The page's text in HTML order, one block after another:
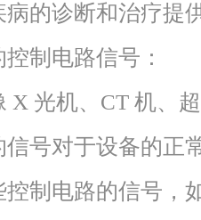
病的诊断和治疗提
制电路信号：
X 光机、CT 机、
号对于设备的正
制电路的信号，